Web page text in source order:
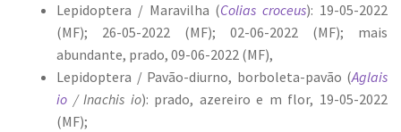
Lepidoptera / Maravilha (Colias croceus): 19-05-2022
(MF); 26-05-2022 (MF); 02-06-2022 (MF); mais
abundante, prado, 09-06-2022 (MF),
Lepidoptera / Pavão-diurno, borboleta-pavão (Aglais
io / Inachis io): prado, azereiro e m flor, 19-05-2022
(MF);